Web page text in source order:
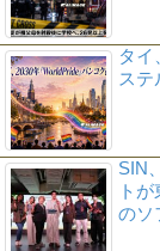
タ
ステ
SIN
ト
のソ